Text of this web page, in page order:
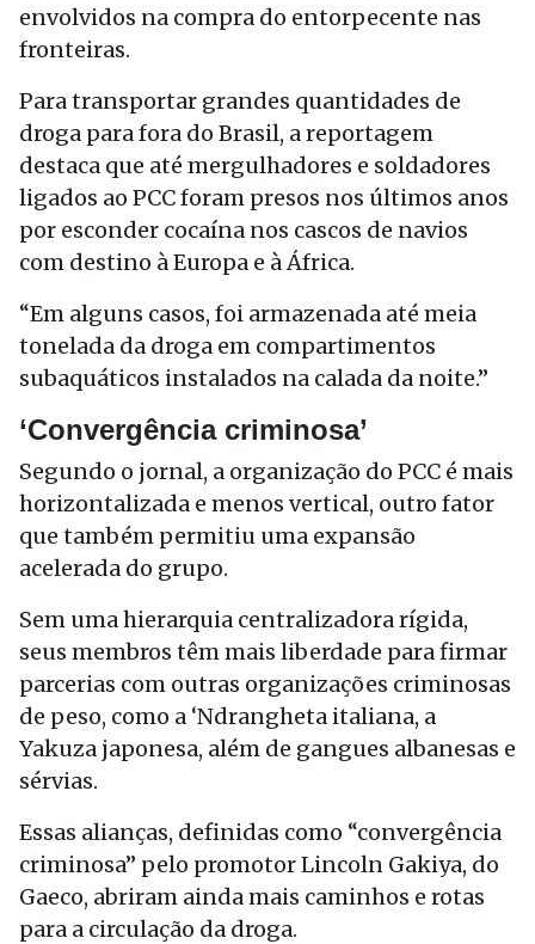
envolvidos na compra do entorpecente nas
fronteiras.
Para transportar grandes quantidades de
droga para fora do Brasil, a reportagem
destaca que até mergulhadores e soldadores
ligados ao PCC foram presos nos últimos anos
por esconder cocaína nos cascos de navios
com destino à Europa e à África.
“Em alguns casos, foi armazenada até meia
tonelada da droga em compartimentos
subaquáticos instalados na calada da noite.”
‘Convergência criminosa’
Segundo o jornal, a organização do PCC é mais
horizontalizada e menos vertical, outro fator
que também permitiu uma expansão
acelerada do grupo.
Sem uma hierarquia centralizadora rígida,
seus membros têm mais liberdade para firmar
parcerias com outras organizações criminosas
de peso, como a ‘Ndrangheta italiana, a
Yakuza japonesa, além de gangues albanesas e
sérvias.
Essas alianças, definidas como “convergência
criminosa” pelo promotor Lincoln Gakiya, do
Gaeco, abriram ainda mais caminhos e rotas
para a circulação da droga.